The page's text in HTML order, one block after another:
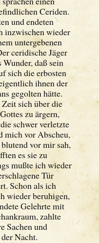
Ceriden.
und endeten
inzwischen wieder
untergebenen
ceridische Jäger
daß sein
sich die erbosten
ihnen der
gegolten hätte.
sich über die
zu ärgern,
schwer verletzte
mich vor Abscheu,
vor mir sah,
es sie zu
mußte ich wieder
Tür
Schon als ich
wieder beruhigen,
Gelehrte mit
zahlte
Sachen und
Nacht.